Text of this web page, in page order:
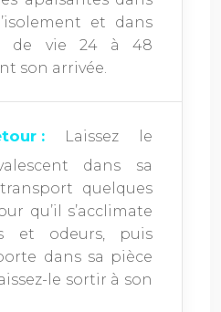
et dans
de vie 24 à 48
son arrivée.
: Laissez le
dans sa
quelques
qu’il s’acclimate
et odeurs, puis
dans sa pièce
le sortir à son